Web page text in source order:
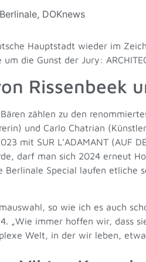
Berlinale, DOKnews
Hauptstadt wieder im
die Gunst der Jury:
Rissenbeek
zählen zu den
und Carlo Chatrian
mit SUR L’ADAMANT (AUF
darf man sich 2024 erneut
Berlinale Special laufen
so wie ich es auch
„Wie immer hoffen wir, dass
Welt, in der wir leben,